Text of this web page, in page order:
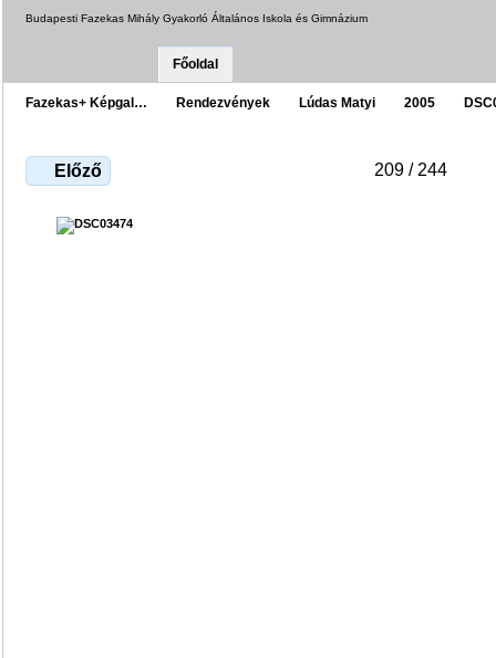
Budapesti Fazekas Mihály Gyakorló Általános Iskola és Gimnázium
Főoldal
Fazekas+ Képgal… Rendezvények Lúdas Matyi 2005
Előző 209 / 244